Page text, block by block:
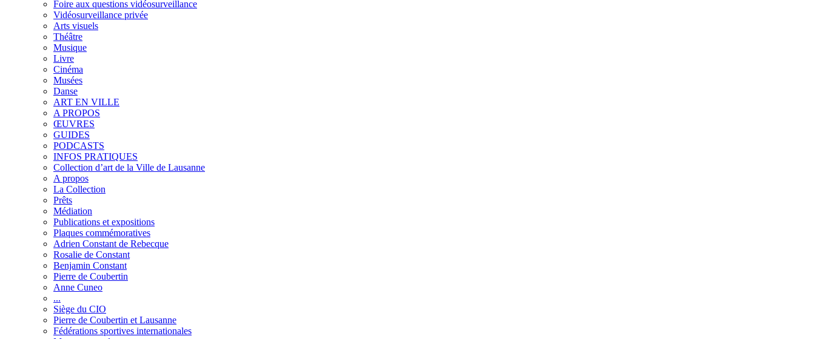
Foire aux questions vidéosurveillance
Vidéosurveillance privée
Arts visuels
Théâtre
Musique
Livre
Cinéma
Musées
Danse
ART EN VILLE
A PROPOS
ŒUVRES
GUIDES
PODCASTS
INFOS PRATIQUES
Collection d’art de la Ville de Lausanne
A propos
La Collection
Prêts
Médiation
Publications et expositions
Plaques commémoratives
Adrien Constant de Rebecque
Rosalie de Constant
Benjamin Constant
Pierre de Coubertin
Anne Cuneo
...
Siège du CIO
Pierre de Coubertin et Lausanne
Fédérations sportives internationales